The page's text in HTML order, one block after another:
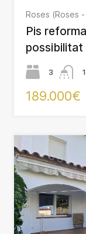
Roses (Roses
Pis
possibilitat
3 1
189.000€